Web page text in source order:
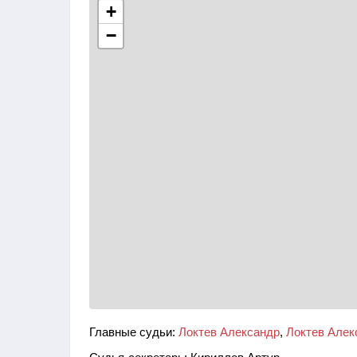
+
−
Главные судьи: Локтев Александр, Локтев